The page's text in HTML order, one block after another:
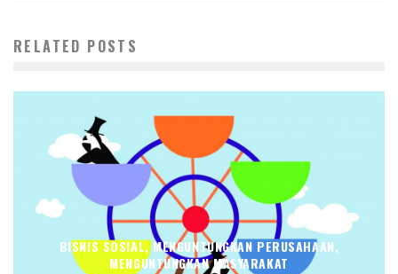
RELATED POSTS
BISNIS SOSIAL, MENGUNTUNGKAN PERUSAHAAN,
MENGUNTUNGKAN MASYARAKAT